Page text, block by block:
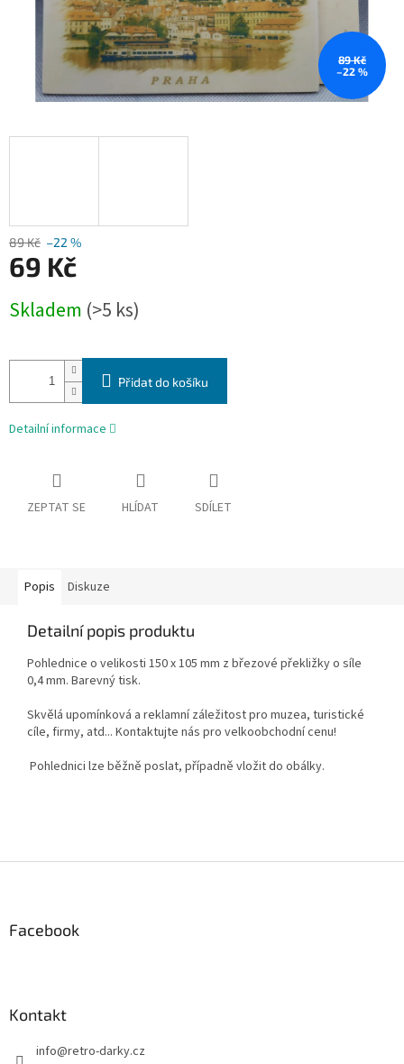
89 Kč
–22 %
89 Kč –22 %
69 Kč
cena:
Skladem (>5 ks)
Přidat do košíku
Detailní informace
ZEPTAT SE HLÍDAT SDÍLET
Popis Diskuze
Detailní popis produktu
Pohlednice o velikosti 150 x 105 mm z březové překližky o síle
0,4 mm. Barevný tisk.
Skvělá upomínková a reklamní záležitost pro muzea, turistické
cíle, firmy, atd... Kontaktujte nás pro velkoobchodní cenu!
Pohlednici lze běžně poslat, případně vložit do obálky.
Facebook
Kontakt
info@retro-darky.cz